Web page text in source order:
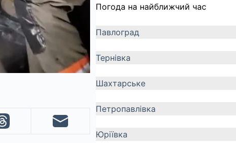
Погода на найближчий час
Павлоград
Тернівка
Шахтарське
Петропавлівка
Юріївка